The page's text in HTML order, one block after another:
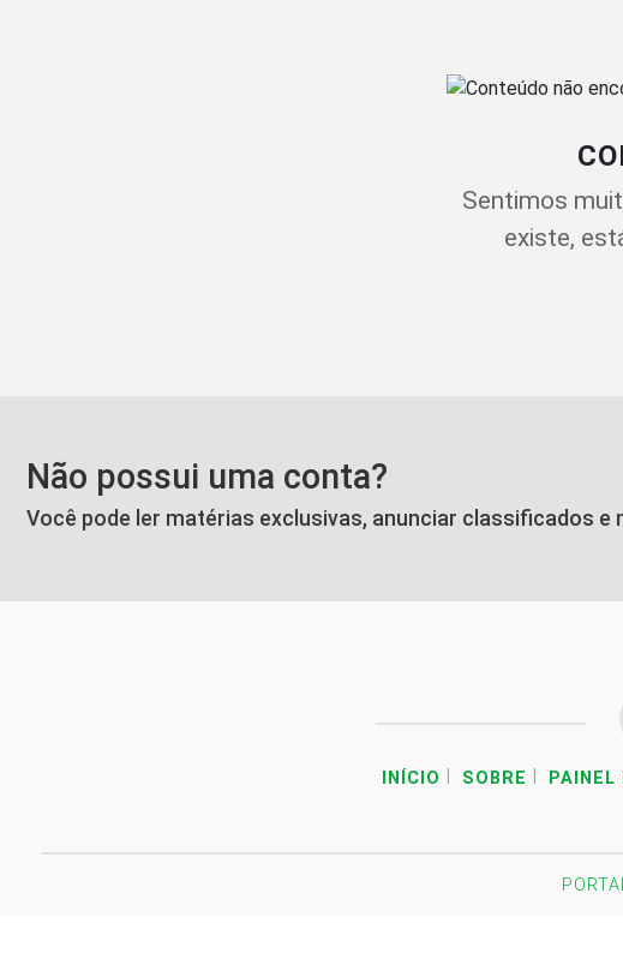
Sentimos
existe,
Não possui uma conta?
Você pode ler matérias exclusivas, anunciar classificados e
INÍCIO SOBRE PAINEL